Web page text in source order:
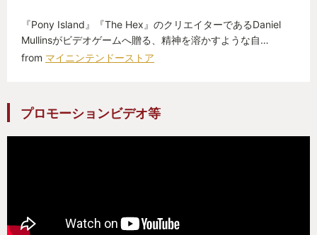
『Pony Island』『The Hex』のクリエイターであるDaniel
Mullinsがビデオゲームへ贈る、精神を溶かすような自…
from マイニンテンドーストア
プロモーションビデオ等